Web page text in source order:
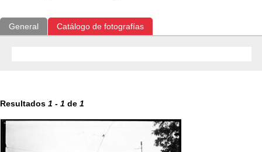
General Catálogo de fotografías
Resultados 1 - 1 de 1